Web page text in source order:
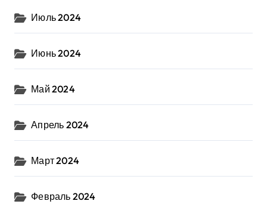
Июль 2024
Июнь 2024
Май 2024
Апрель 2024
Март 2024
Февраль 2024